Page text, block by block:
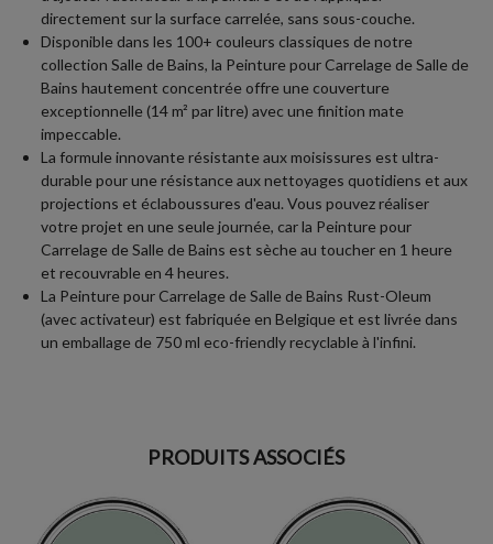
directement sur la surface carrelée, sans sous-couche.
Disponible dans les 100+ couleurs classiques de notre
collection Salle de Bains, la Peinture pour Carrelage de Salle de
Bains hautement concentrée offre une couverture
exceptionnelle (14 m² par litre) avec une finition mate
impeccable.
La formule innovante résistante aux moisissures est ultra-
durable pour une résistance aux nettoyages quotidiens et aux
projections et éclaboussures d'eau. Vous pouvez réaliser
votre projet en une seule journée, car la Peinture pour
Carrelage de Salle de Bains est sèche au toucher en 1 heure
et recouvrable en 4 heures.
La Peinture pour Carrelage de Salle de Bains Rust-Oleum
(avec activateur) est fabriquée en Belgique et est livrée dans
un emballage de 750 ml eco-friendly recyclable à l'infini.
PRODUITS ASSOCIÉS